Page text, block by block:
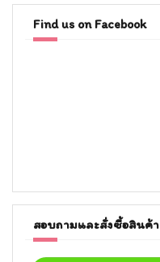
Find us on Facebook
สอบถามและสั่งซื้อสินค้า